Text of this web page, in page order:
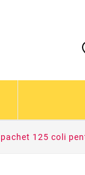
125 coli